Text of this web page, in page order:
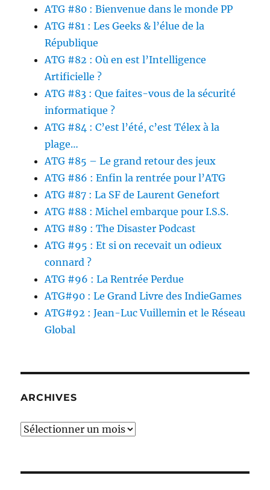
ATG #80 : Bienvenue dans le monde PP
ATG #81 : Les Geeks & l’élue de la
République
ATG #82 : Où en est l’Intelligence
Artificielle ?
ATG #83 : Que faites-vous de la sécurité
informatique ?
ATG #84 : C’est l’été, c’est Télex à la
plage…
ATG #85 – Le grand retour des jeux
ATG #86 : Enfin la rentrée pour l’ATG
ATG #87 : La SF de Laurent Genefort
ATG #88 : Michel embarque pour I.S.S.
ATG #89 : The Disaster Podcast
ATG #95 : Et si on recevait un odieux
connard ?
ATG #96 : La Rentrée Perdue
ATG#90 : Le Grand Livre des IndieGames
ATG#92 : Jean-Luc Vuillemin et le Réseau
Global
ARCHIVES
Archives